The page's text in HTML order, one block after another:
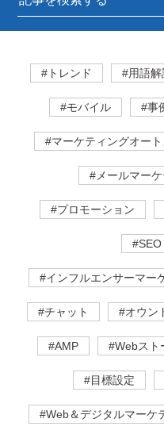
#トレンド #用語解
#モバイル #事
#マーケティングオー
#メールマー
#プロモーション
#SEO
#インフルエンサーマー
#チャット #オウン
#AMP #Webスト
#目標設定
#Web＆デジタルマーケ